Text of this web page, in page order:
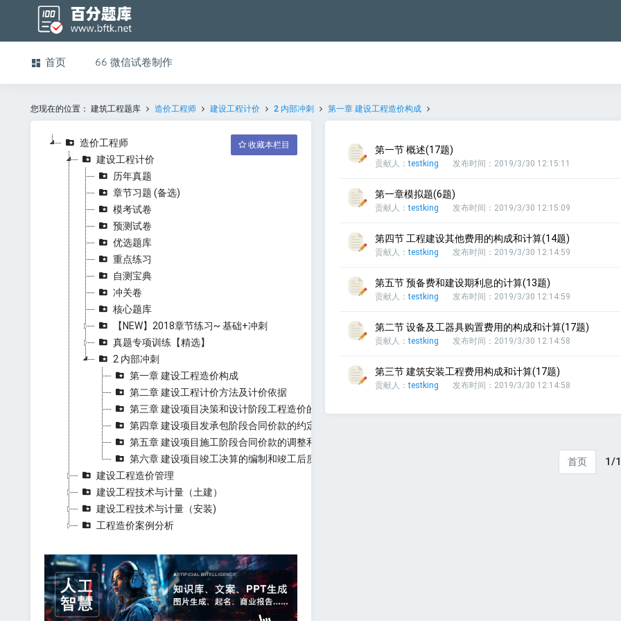
首页 微信试卷制作
您现在的位置： 建筑工程题库 造价工程师 建设工程计价 2 内部冲刺 第一章 建设工程造价构成
收藏本栏目
造价工程师
建设工程计价
历年真题
章节习题 (备选)
模考试卷
预测试卷
优选题库
重点练习
自测宝典
冲关卷
核心题库
【NEW】2018章节练习~ 基础+冲刺
真题专项训练【精选】
2 内部冲刺
第一章 建设工程造价构成
第二章 建设工程计价方法及计价依据
第三章 建设项目决策和设计阶段工程造价的预测
第四章 建设项目发承包阶段合同价款的约定
第五章 建设项目施工阶段合同价款的调整和结算
第六章 建设项目竣工决算的编制和竣工后质量保证金的处理
建设工程造价管理
建设工程技术与计量（土建）
建设工程技术与计量（安装)
工程造价案例分析
第一节 概述(17题)
贡献人：testking 发布时间：2019/3/30 12:15:11
第一章模拟题(6题)
贡献人：testking 发布时间：2019/3/30 12:15:09
第四节 工程建设其他费用的构成和计算(14题)
贡献人：testking 发布时间：2019/3/30 12:14:59
第五节 预备费和建设期利息的计算(13题)
贡献人：testking 发布时间：2019/3/30 12:14:59
第二节 设备及工器具购置费用的构成和计算(17题)
贡献人：testking 发布时间：2019/3/30 12:14:58
第三节 建筑安装工程费用构成和计算(17题)
贡献人：testking 发布时间：2019/3/30 12:14:58
首页 1/